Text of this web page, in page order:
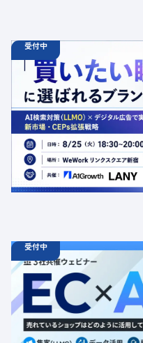
受付中
オフラインイベント
【オフラインイベント】
ンドとは？AI検索対策
る、新市場・CEPs拡張戦
定員数：50名
金額：無料
場所：東京都渋谷区千駄
WeWork内 最寄り：新宿
交流会 共催 AI LLMO デジタルマ
受付中
ウェビナー
【無料セミナー】EC ×
に活用しているか？ 「集
「顧客接点」